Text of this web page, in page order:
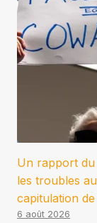
Un rapport du
les troubles
capitulation
6 août 2026